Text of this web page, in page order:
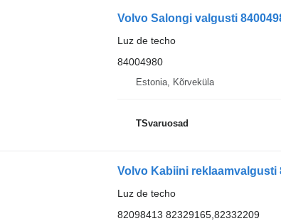
Volvo Salongi valgusti
Luz de techo
84004980
Estonia, Kõrveküla
TSvaruosad
Volvo Kabiini reklaamvalgusti
Luz de techo
82098413 82329165,82332209